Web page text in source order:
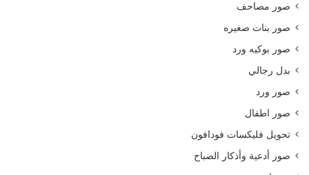
صور مصاحف
صور بنات صغيره
صور بوكيه ورد
بدل رجالي
صور ورد
صور اطفال
تحويل فليكسات فودافون
صور أدعية وأذكار الصباح